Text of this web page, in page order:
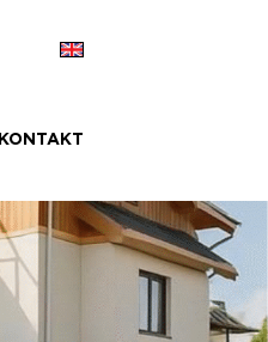
KONTAKT